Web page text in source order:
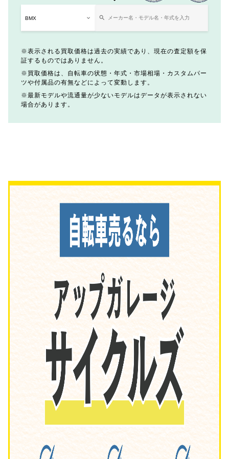
表示される買取価格は過去の実績であり、現在の査定額を保
証するものではありません。
買取価格は、自転車の状態・年式・市場相場・カスタムパー
ツや付属品の有無などによって変動します。
最新モデルや流通量が少ないモデルはデータが表示されない
場合があります。